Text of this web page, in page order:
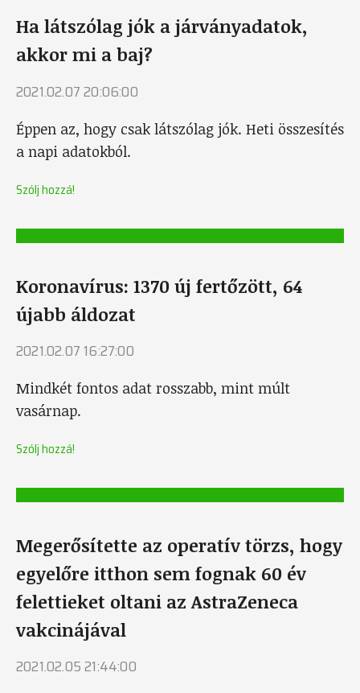
Ha látszólag jók a járványadatok,
akkor mi a baj?
2021.02.07 20:06:00
Éppen az, hogy csak látszólag jók. Heti összesítés
a napi adatokból.
Szólj hozzá!
Koronavírus: 1370 új fertőzött, 64
újabb áldozat
2021.02.07 16:27:00
Mindkét fontos adat rosszabb, mint múlt
vasárnap.
Szólj hozzá!
Megerősítette az operatív törzs, hogy
egyelőre itthon sem fognak 60 év
felettieket oltani az AstraZeneca
vakcinájával
2021.02.05 21:44:00